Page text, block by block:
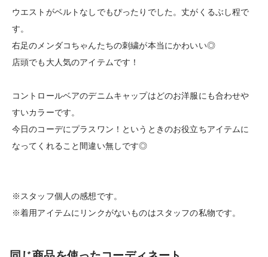
ウエストがベルトなしでもぴったりでした。丈がくるぶし程で
す。
右足のメンダコちゃんたちの刺繍が本当にかわいい◎
店頭でも大人気のアイテムです！
コントロールベアのデニムキャップはどのお洋服にも合わせや
すいカラーです。
今日のコーデにプラスワン！というときのお役立ちアイテムに
なってくれること間違い無しです◎
※スタッフ個人の感想です。
※着用アイテムにリンクがないものはスタッフの私物です。